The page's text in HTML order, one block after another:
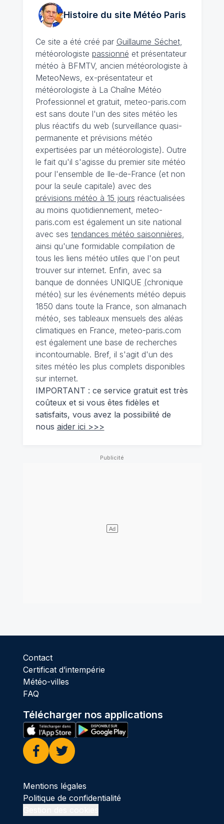
Histoire du site MétéoParis
Ce site a été créé par Guillaume Séchet,
météorologiste passionné et présentateur
météo à BFMTV, ancien météorologiste à
MeteoNews, ex-présentateur et
météorologiste à La Chaîne Météo
Professionnel et gratuit, meteo-paris.com
est sans doute l'un des sites météo les
plus réactifs du web (surveillance quasi-
permanente et prévisions météo
expertisées par un météorologiste). Outre
le fait qu'il s'agisse du premier site météo
pour l'ensemble de Ile-de-France (et non
pour la seule capitale) avec des
prévisions météo à 15 jours réactualisées
au moins quotidiennement, meteo-
paris.com est également un site national
avec ses tendances météo saisonnières,
ainsi qu'une formidable compilation de
tous les liens météo utiles que l'on peut
trouver sur internet. Enfin, avec sa
banque de données UNIQUE (chronique
météo) sur les événements météo depuis
1850 dans toute la France, son almanach
météo, ses tableaux mensuels des aléas
climatiques en France, meteo-paris.com
est également une base de recherches
incontournable. Bref, il s'agit d'un des
sites météo les plus complets disponibles
sur internet.
IMPORTANT : ce service gratuit est très
coûteux et si vous êtes fidèles et
satisfaits, vous avez la possibilité de
nous aider ici >>>
Contact
Certificat d’intempérie
Météo-villes
FAQ
Télécharger nos applications
Facebook
Twitter
Mentions légales
Politique de confidentialité